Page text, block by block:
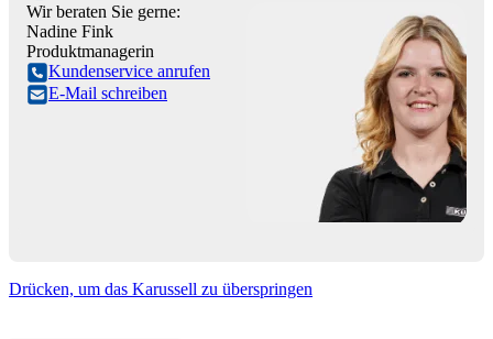
Wir beraten Sie gerne:
Nadine Fink
Produktmanagerin
Kundenservice anrufen
E-Mail schreiben
Drücken, um das Karussell zu überspringen